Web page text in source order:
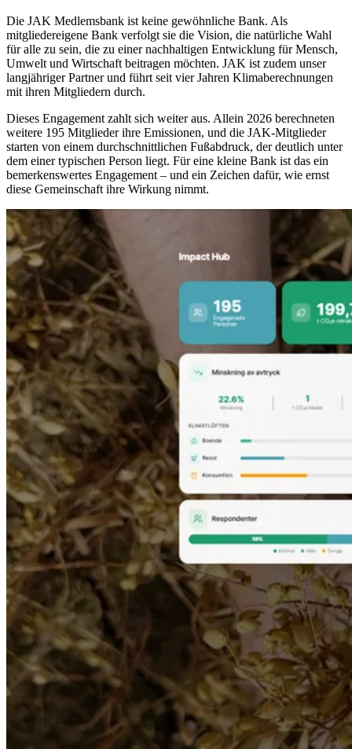
Die JAK Medlemsbank ist keine gewöhnliche Bank. Als
mitgliedereigene Bank verfolgt sie die Vision, die natürliche Wahl
für alle zu sein, die zu einer nachhaltigen Entwicklung für Mensch,
Umwelt und Wirtschaft beitragen möchten. JAK ist zudem unser
langjähriger Partner und führt seit vier Jahren Klimaberechnungen
mit ihren Mitgliedern durch.
Dieses Engagement zahlt sich weiter aus. Allein 2026 berechneten
weitere 195 Mitglieder ihre Emissionen, und die JAK-Mitglieder
starten von einem durchschnittlichen Fußabdruck, der deutlich unter
dem einer typischen Person liegt. Für eine kleine Bank ist das ein
bemerkenswertes Engagement – und ein Zeichen dafür, wie ernst
diese Gemeinschaft ihre Wirkung nimmt.